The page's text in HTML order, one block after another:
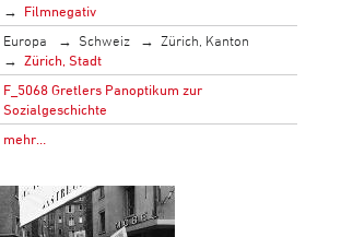
Filmnegativ
Europa Schweiz
Zürich, Kanton
Zürich, Stadt
F_5068 Gretlers Panoptikum zur
Sozialgeschichte
mehr…